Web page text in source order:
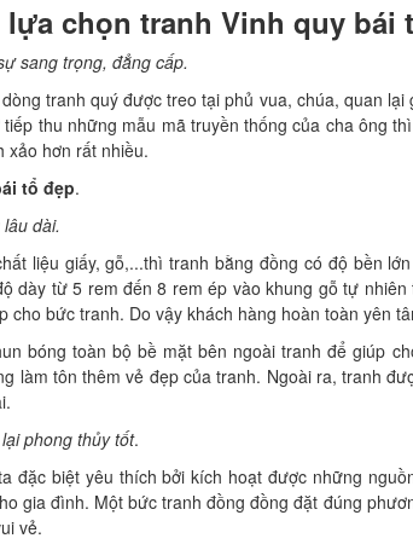
lựa chọn tranh Vinh quy bái
sang trọng, đẳng cấp.
tranh quý được treo tại phủ vua, chúa, quan
thu những mẫu mã truyền thống của cha ông
xảo hơn rất nhiều.
tổ đẹp.
dài.
liệu giấy, gỗ,...thì tranh bằng đồng có độ bền
dày từ 5 rem đến 8 rem ép vào khung gỗ tự
cho bức tranh. Do vậy khách hàng hoàn toàn yên
bóng toàn bộ bề mặt bên ngoài tranh để giúp
làm tôn thêm vẻ đẹp của tranh. Ngoài ra, tranh
phong thủy tốt.
đặc biệt yêu thích bởi kích hoạt được những
gia đình. Một bức tranh đồng đồng đặt đúng
vẻ.